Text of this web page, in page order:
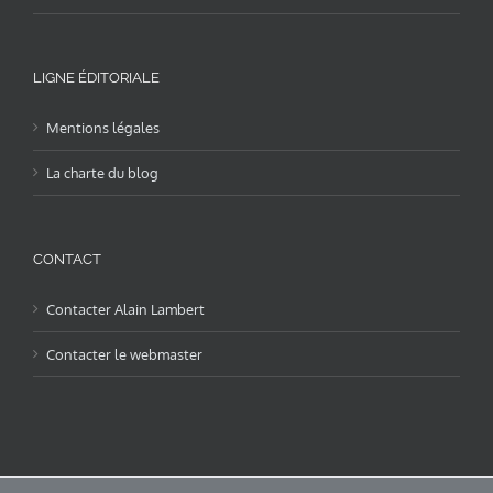
LIGNE ÉDITORIALE
Mentions légales
La charte du blog
CONTACT
Contacter Alain Lambert
Contacter le webmaster